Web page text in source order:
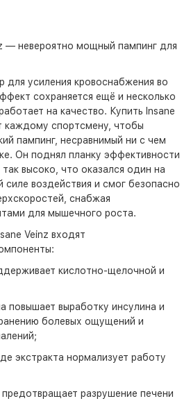
— невероятно мощный пампинг для
для усиления кровоснабжения во
сохраняется ещё и несколько
на качество. Купить Insane
каждому спортсмену, чтобы
пампинг, несравнимый ни с чем
Он поднял планку эффективности
высоко, что оказался один на
силе воздействия и смог безопасно
снабжая
для мышечного роста.
Veinz входят
кислотно-щелочной и
повышает выработку инсулина и
болевых ощущений и
экстракта нормализует работу
разрушение печени